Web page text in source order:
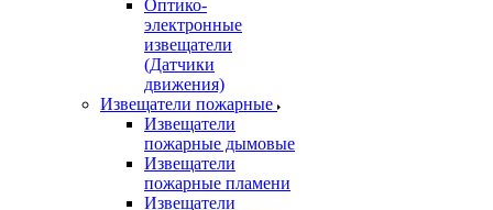
Оптико-
электронные
извещатели
(Датчики
движения)
Извещатели пожарные
Извещатели
пожарные дымовые
Извещатели
пожарные пламени
Извещатели